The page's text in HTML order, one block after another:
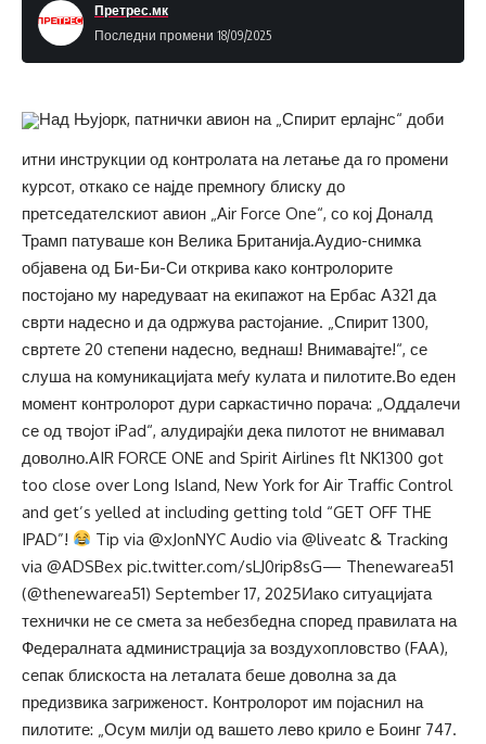
Последни промени 18/09/2025
Претрес.мк
Над Њујорк, патнички авион на „Спирит ерлајнс“ доби
итни инструкции од контролата на летање да го промени
курсот, откако се најде премногу блиску до
претседателскиот авион „Air Force One“, со кој Доналд
Трамп патуваше кон Велика Британија.Аудио-снимка
објавена од Би-Би-Си открива како контролорите
постојано му наредуваат на екипажот на Ербас А321 да
сврти надесно и да одржува растојание. „Спирит 1300,
свртете 20 степени надесно, веднаш! Внимавајте!“, се
слуша на комуникацијата меѓу кулата и пилотите.Во еден
момент контролорот дури саркастично порача: „Оддалечи
се од твојот iPad“, алудирајќи дека пилотот не внимавал
доволно.AIR FORCE ONE and Spirit Airlines flt NK1300 got
too close over Long Island, New York for Air Traffic Control
and get’s yelled at including getting told “GET OFF THE
IPAD”!
Tip via @xJonNYC Audio via @liveatc & Tracking
via @ADSBex pic.twitter.com/sLJ0rip8sG— Thenewarea51
(@thenewarea51) September 17, 2025Иако ситуацијата
технички не се смета за небезбедна според правилата на
Федералната администрација за воздухопловство (FAA),
сепак блискоста на леталата беше доволна за да
предизвика загриженост. Контролорот им појаснил на
пилотите: „Осум милји од вашето лево крило е Боинг 747.